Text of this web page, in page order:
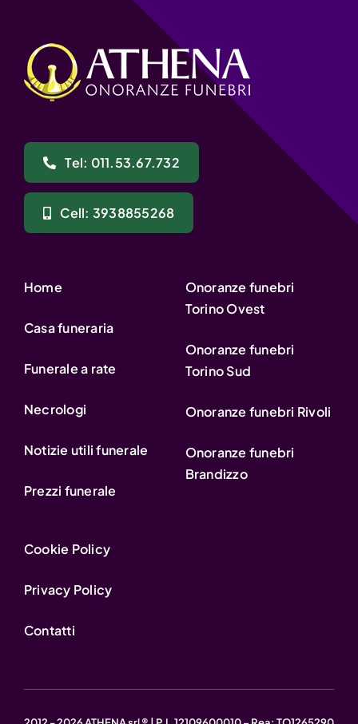
Tel: 011.53.67.732
Cell: 3938855268
Home
Casa funeraria
Funerale a rate
Necrologi
Notizie utili funerale
Prezzi funerale
Onoranze funebri
Torino Ovest
Onoranze funebri
Torino Sud
Onoranze funebri Rivoli
Onoranze funebri
Brandizzo
Cookie Policy
Privacy Policy
Contatti